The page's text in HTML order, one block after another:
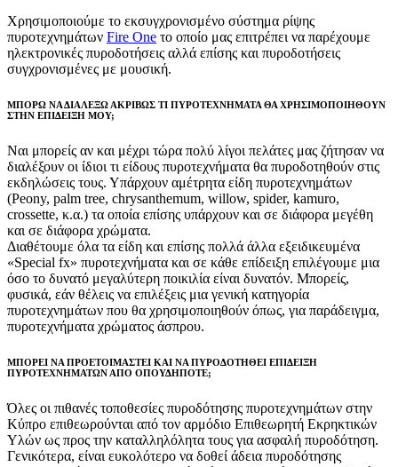
Χρησιμοποιούμε το εκσυγχρονισμένο σύστημα ρίψης
πυροτεχνημάτων Fire One το οποίο μας επιτρέπει να παρέχουμε
ηλεκτρονικές πυροδοτήσεις αλλά επίσης και πυροδοτήσεις
συγχρονισμένες με μουσική.
ΜΠΟΡΩ ΝΑ ΔΙΑΛΕΞΩ ΑΚΡΙΒΩΣ ΤΙ ΠΥΡΟΤΕΧΝΗΜΑΤΑ ΘΑ ΧΡΗΣΙΜΟΠΟΙΗΘΟΥΝ
ΣΤΗΝ ΕΠΙΔΕΙΞΗ ΜΟΥ;
Ναι μπορείς αν και μέχρι τώρα πολύ λίγοι πελάτες μας ζήτησαν να
διαλέξουν οι ίδιοι τι είδους πυροτεχνήματα θα πυροδοτηθούν στις
εκδηλώσεις τους. Υπάρχουν αμέτρητα είδη πυροτεχνημάτων
(Peony, palm tree, chrysanthemum, willow, spider, kamuro,
crossette, κ.α.) τα οποία επίσης υπάρχουν και σε διάφορα μεγέθη
και σε διάφορα χρώματα.
Διαθέτουμε όλα τα είδη και επίσης πολλά άλλα εξειδικευμένα
«Special fx» πυροτεχνήματα και σε κάθε επίδειξη επιλέγουμε μια
όσο το δυνατό μεγαλύτερη ποικιλία είναι δυνατόν. Μπορείς,
φυσικά, εάν θέλεις να επιλέξεις μια γενική κατηγορία
πυροτεχνημάτων που θα χρησιμοποιηθούν όπως, για παράδειγμα,
πυροτεχνήματα χρώματος άσπρου.
ΜΠΟΡΕΙ ΝΑ ΠΡΟΕΤΟΙΜΑΣΤΕΙ ΚΑΙ ΝΑ ΠΥΡΟΔΟΤΗΘΕΙ ΕΠΙΔΕΙΞΗ
ΠΥΡΟΤΕΧΝΗΜΑΤΩΝ ΑΠΟ ΟΠΟΥΔΗΠΟΤΕ;
Όλες οι πιθανές τοποθεσίες πυροδότησης πυροτεχνημάτων στην
Κύπρο επιθεωρούνται από τον αρμόδιο Επιθεωρητή Εκρηκτικών
Υλών ως προς την καταλληλόλητα τους για ασφαλή πυροδότηση.
Γενικότερα, είναι ευκολότερο να δοθεί άδεια πυροδότησης